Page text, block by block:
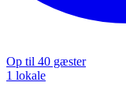
Op til 40 gæster
1 lokale